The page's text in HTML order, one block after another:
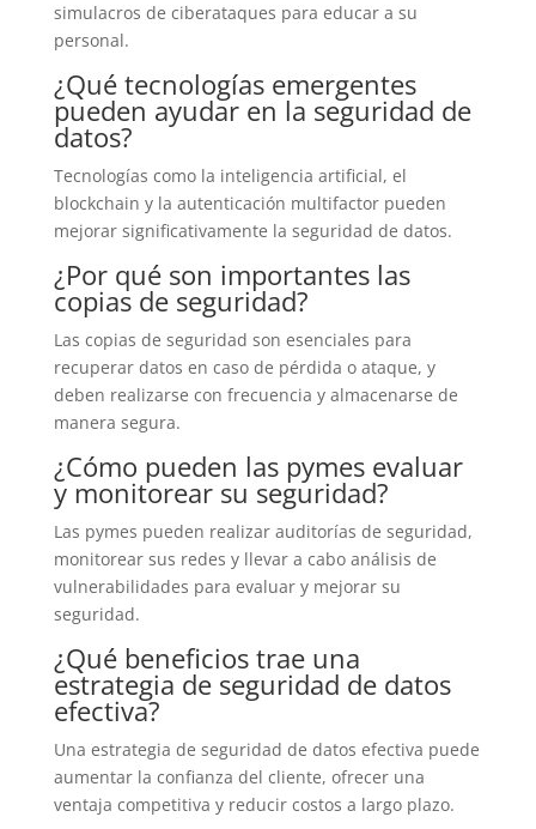
simulacros de ciberataques para educar a su
personal.
¿Qué tecnologías emergentes
pueden ayudar en la seguridad de
datos?
Tecnologías como la inteligencia artificial, el
blockchain y la autenticación multifactor pueden
mejorar significativamente la seguridad de datos.
¿Por qué son importantes las
copias de seguridad?
Las copias de seguridad son esenciales para
recuperar datos en caso de pérdida o ataque, y
deben realizarse con frecuencia y almacenarse de
manera segura.
¿Cómo pueden las pymes evaluar
y monitorear su seguridad?
Las pymes pueden realizar auditorías de seguridad,
monitorear sus redes y llevar a cabo análisis de
vulnerabilidades para evaluar y mejorar su
seguridad.
¿Qué beneficios trae una
estrategia de seguridad de datos
efectiva?
Una estrategia de seguridad de datos efectiva puede
aumentar la confianza del cliente, ofrecer una
ventaja competitiva y reducir costos a largo plazo.